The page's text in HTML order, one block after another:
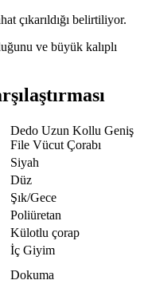
çıkarıldığı belirtiliyor.
ve büyük kalıplı
Dedo Uzun Kollu Geniş
File Vücut Çorabı
Siyah
Düz
Şık/Gece
Poliüretan
Külotlu çorap
İç Giyim
Dokuma